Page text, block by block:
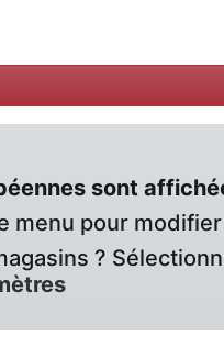
sont
menu pour
?